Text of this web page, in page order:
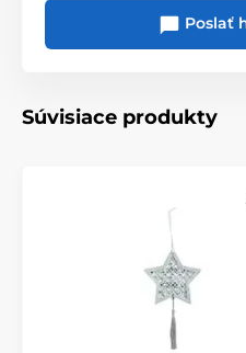
Poslať
Súvisiace produkty